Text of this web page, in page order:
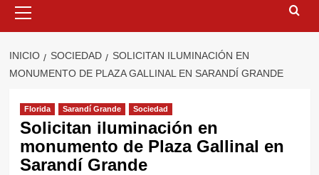
primario
INICIO SOCIEDAD
SOLICITAN ILUMINACIÓN EN
MONUMENTO DE PLAZA GALLINAL EN SARANDÍ GRANDE
Florida Sarandí Grande Sociedad
Solicitan iluminación en
monumento de Plaza Gallinal en
Sarandí Grande